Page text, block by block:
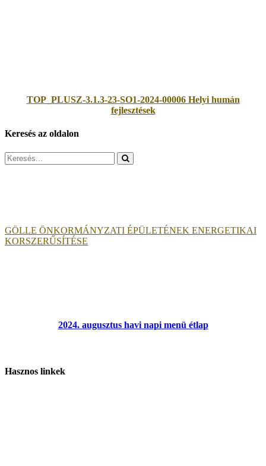
TOP_PLUSZ-3.1.3-23-SO1-2024-00006 Helyi humán
fejlesztések
Keresés az oldalon
Search
for:
GÖLLE ÖNKORMÁNYZATI ÉPÜLETÉNEK ENERGETIKAI
KORSZERŰSÍTÉSE
2024. augusztus havi napi menü étlap
Hasznos linkek